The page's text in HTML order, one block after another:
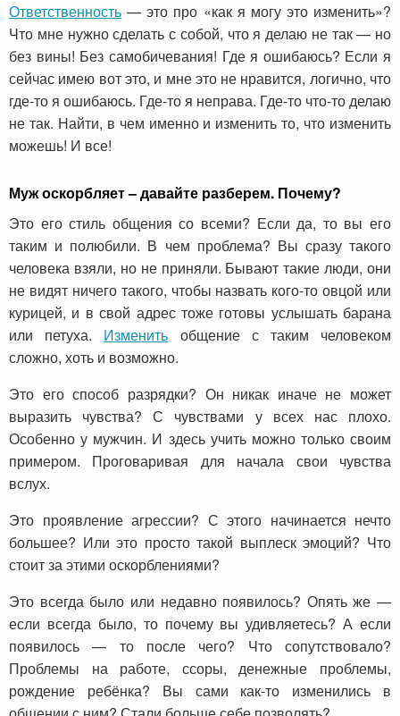
Ответственность — это про «как я могу это изменить»?
Что мне нужно сделать с собой, что я делаю не так — но
без вины! Без самобичевания! Где я ошибаюсь? Если я
сейчас имею вот это, и мне это не нравится, логично, что
где-то я ошибаюсь. Где-то я неправа. Где-то что-то делаю
не так. Найти, в чем именно и изменить то, что изменить
можешь! И все!
Муж оскорбляет – давайте разберем. Почему?
Это его стиль общения со всеми? Если да, то вы его
таким и полюбили. В чем проблема? Вы сразу такого
человека взяли, но не приняли. Бывают такие люди, они
не видят ничего такого, чтобы назвать кого-то овцой или
курицей, и в свой адрес тоже готовы услышать барана
или петуха. Изменить общение с таким человеком
сложно, хоть и возможно.
Это его способ разрядки? Он никак иначе не может
выразить чувства? С чувствами у всех нас плохо.
Особенно у мужчин. И здесь учить можно только своим
примером. Проговаривая для начала свои чувства
вслух.
Это проявление агрессии? С этого начинается нечто
большее? Или это просто такой выплеск эмоций? Что
стоит за этими оскорблениями?
Это всегда было или недавно появилось? Опять же —
если всегда было, то почему вы удивляетесь? А если
появилось — то после чего? Что сопутствовало?
Проблемы на работе, ссоры, денежные проблемы,
рождение ребёнка? Вы сами как-то изменились в